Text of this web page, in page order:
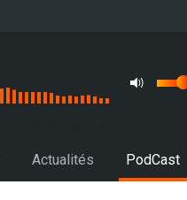
Actualités PodCast